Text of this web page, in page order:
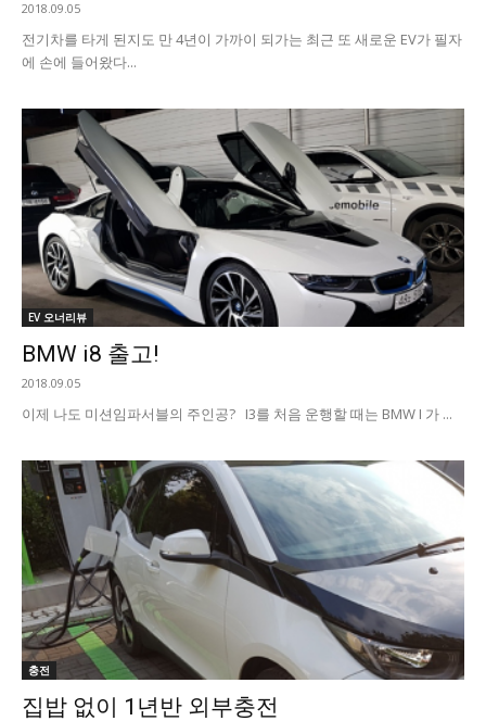
2018.09.05
전기차를 타게 된지도 만 4년이 가까이 되가는 최근 또 새로운 EV가 필자
에 손에 들어왔다...
EV 오너리뷰
BMW i8 출고!
2018.09.05
이제 나도 미션임파서블의 주인공? I3를 처음 운행할 때는 BMW I 가 ...
충전
집밥 없이 1년반 외부충전